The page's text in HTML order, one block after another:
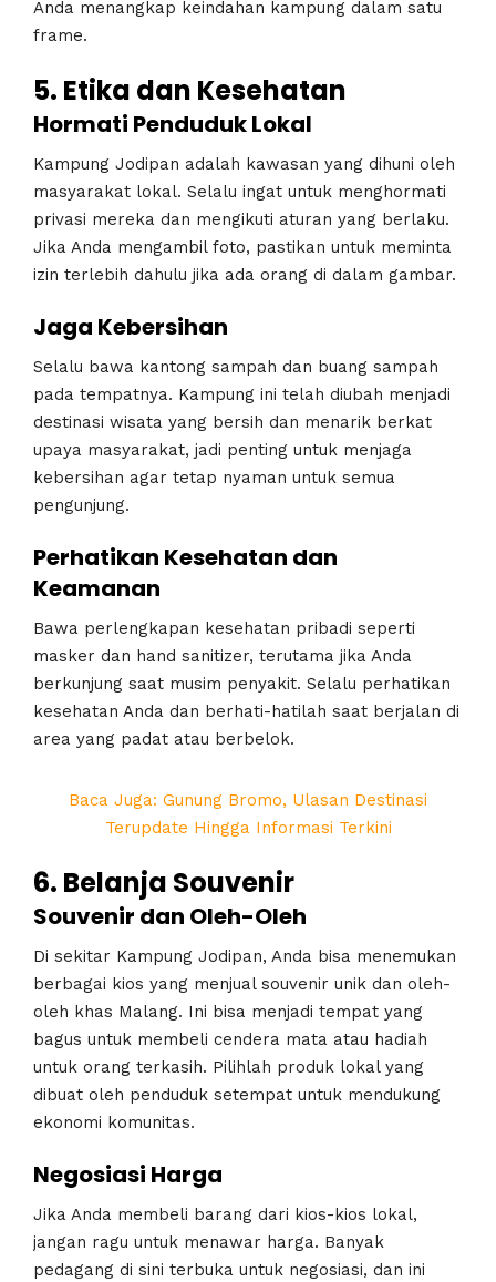
Anda menangkap keindahan kampung dalam satu
frame.
5. Etika dan Kesehatan
Hormati Penduduk Lokal
Kampung Jodipan adalah kawasan yang dihuni oleh
masyarakat lokal. Selalu ingat untuk menghormati
privasi mereka dan mengikuti aturan yang berlaku.
Jika Anda mengambil foto, pastikan untuk meminta
izin terlebih dahulu jika ada orang di dalam gambar.
Jaga Kebersihan
Selalu bawa kantong sampah dan buang sampah
pada tempatnya. Kampung ini telah diubah menjadi
destinasi wisata yang bersih dan menarik berkat
upaya masyarakat, jadi penting untuk menjaga
kebersihan agar tetap nyaman untuk semua
pengunjung.
Perhatikan Kesehatan dan
Keamanan
Bawa perlengkapan kesehatan pribadi seperti
masker dan hand sanitizer, terutama jika Anda
berkunjung saat musim penyakit. Selalu perhatikan
kesehatan Anda dan berhati-hatilah saat berjalan di
area yang padat atau berbelok.
Baca Juga: Gunung Bromo, Ulasan Destinasi
Terupdate Hingga Informasi Terkini
6. Belanja Souvenir
Souvenir dan Oleh-Oleh
Di sekitar Kampung Jodipan, Anda bisa menemukan
berbagai kios yang menjual souvenir unik dan oleh-
oleh khas Malang. Ini bisa menjadi tempat yang
bagus untuk membeli cendera mata atau hadiah
untuk orang terkasih. Pilihlah produk lokal yang
dibuat oleh penduduk setempat untuk mendukung
ekonomi komunitas.
Negosiasi Harga
Jika Anda membeli barang dari kios-kios lokal,
jangan ragu untuk menawar harga. Banyak
pedagang di sini terbuka untuk negosiasi, dan ini